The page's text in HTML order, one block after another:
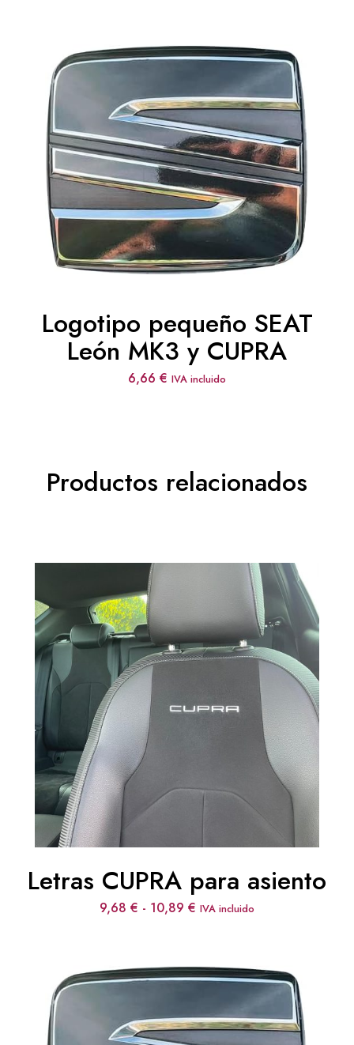
Logotipo pequeño SEAT
León MK3 y CUPRA
6,66 € IVA incluido
Productos relacionados
Letras CUPRA para asiento
9,68 € - 10,89 € Rango
desde
9,68 €
10,89 €
IVA incluido